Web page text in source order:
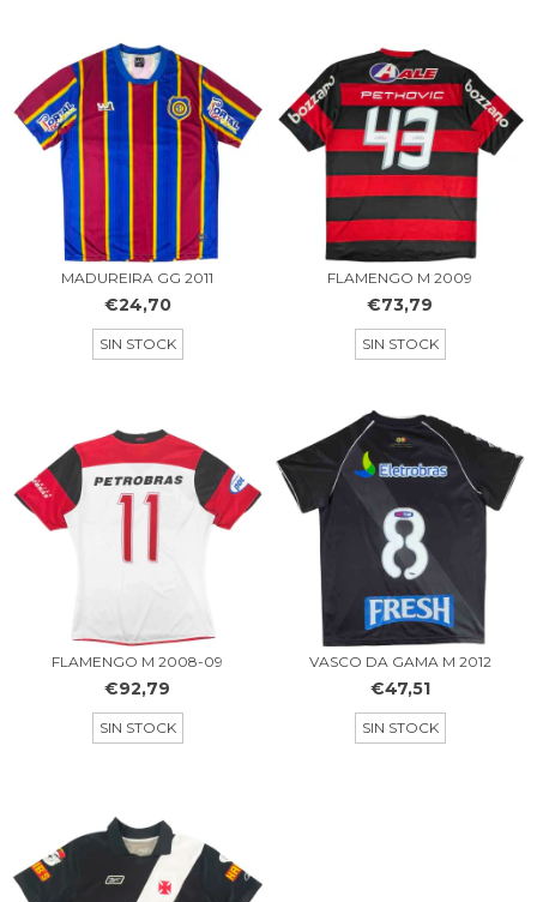
MADUREIRA GG 2011
€24,70
SIN STOCK
FLAMENGO M 2009
€73,79
SIN STOCK
FLAMENGO M 2008-09
€92,79
SIN STOCK
VASCO DA GAMA M 2012
€47,51
SIN STOCK